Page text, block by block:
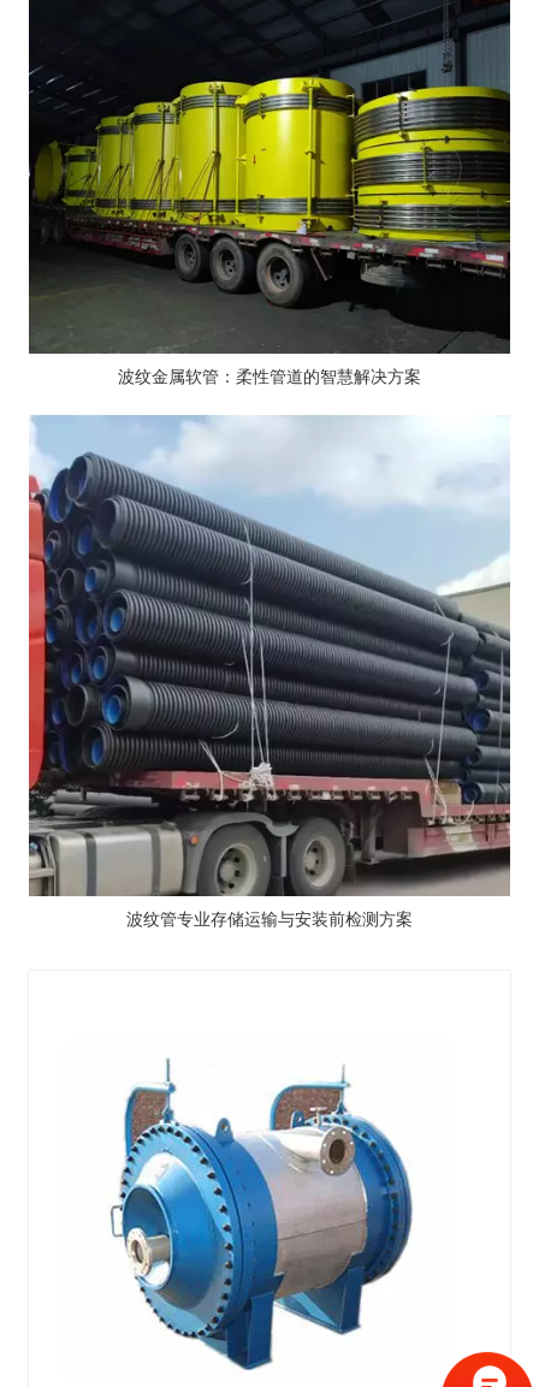
波纹金属软管：柔性管道的智慧解决方案
波纹管专业存储运输与安装前检测方案